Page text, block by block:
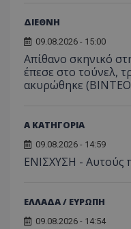
ΔΙΕΘΝΗ
09.08.2026 - 15:00
Απίθανο σκηνικό
έπεσε στο τούνελ,
ακυρώθηκε
Α ΚΑΤΗΓΟΡΙΑ
09.08.2026 - 14:59
ΕΝΙΣΧΥΣΗ - Αυτούς
ΕΛΛΑΔΑ / ΕΥΡΩΠΗ
09.08.2026 - 14:54